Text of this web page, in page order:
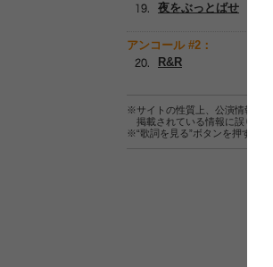
夜をぶっとばせ
アンコール #2：
R&R
※サイトの性質上、公演情報お
掲載されている情報に誤りがあ
※“歌詞を見る”ボタンを押すと